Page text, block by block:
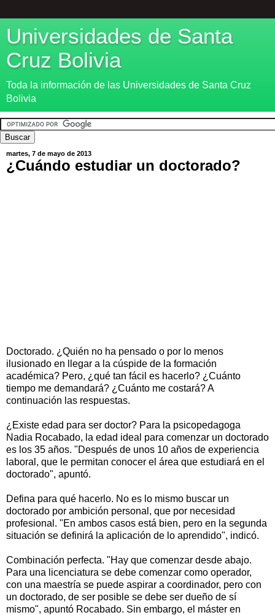
Universidades de Santa
Cruz Bolivia
Toda la información de las Universidades de Santa Cruz
Bolivia
martes, 7 de mayo de 2013
¿Cuándo estudiar un doctorado?
Doctorado. ¿Quién no ha pensado o por lo menos
ilusionado en llegar a la cúspide de la formación
académica? Pero, ¿qué tan fácil es hacerlo? ¿Cuánto
tiempo me demandará? ¿Cuánto me costará? A
continuación las respuestas.
¿Existe edad para ser doctor? Para la psicopedagoga
Nadia Rocabado, la edad ideal para comenzar un doctorado
es los 35 años. "Después de unos 10 años de experiencia
laboral, que le permitan conocer el área que estudiará en el
doctorado", apuntó.
Defina para qué hacerlo. No es lo mismo buscar un
doctorado por ambición personal, que por necesidad
profesional. "En ambos casos está bien, pero en la segunda
situación se definirá la aplicación de lo aprendido", indicó.
Combinación perfecta. "Hay que comenzar desde abajo.
Para una licenciatura se debe comenzar como operador,
con una maestría se puede aspirar a coordinador, pero con
un doctorado, de ser posible se debe ser dueño de sí
mismo", apuntó Rocabado. Sin embargo, el máster en